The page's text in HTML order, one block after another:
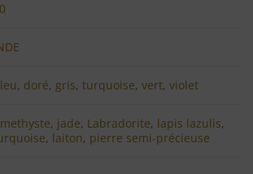
, doré, gris,turquoise,vert,violet
, jade, Labradorite, lapis lazulis,
, laiton, pierre semi-précieuse